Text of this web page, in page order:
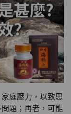
庭壓力，以致思
題；再者，可能